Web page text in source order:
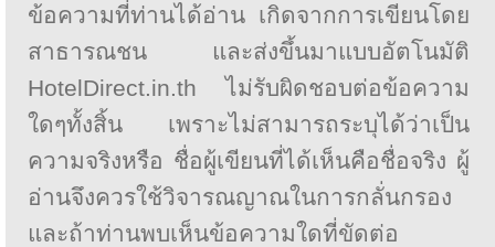
ข้อความที่ท่านได้อ่าน เกิดจากการเขียนโดย
สาธารณชน และส่งขึ้นมาแบบอัตโนมัติ
HotelDirect.in.th ไม่รับผิดชอบต่อข้อความ
ใดๆทั้งสิ้น เพราะไม่สามารถระบุได้ว่าเป็น
ความจริงหรือ ชื่อผู้เขียนที่ได้เห็นคือชื่อจริง ผู้
อ่านจึงควรใช้วิจารณญาณในการกลั่นกรอง
และถ้าท่านพบเห็นข้อความใดที่ขัดต่อ